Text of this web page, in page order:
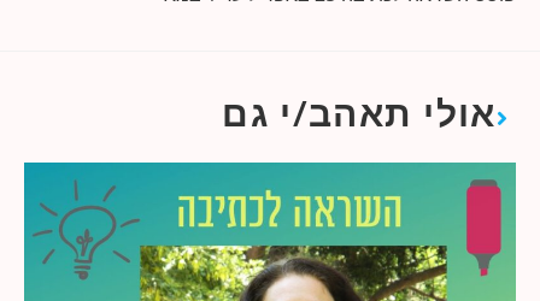
אולי תאהב/י גם